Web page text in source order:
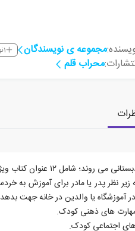
مجموعه ی نویسندگان 1
محراب قلم
زیر نظر پدر یا مادر برای آموزش به
آموزشگاه یا والدین در خانه جهت